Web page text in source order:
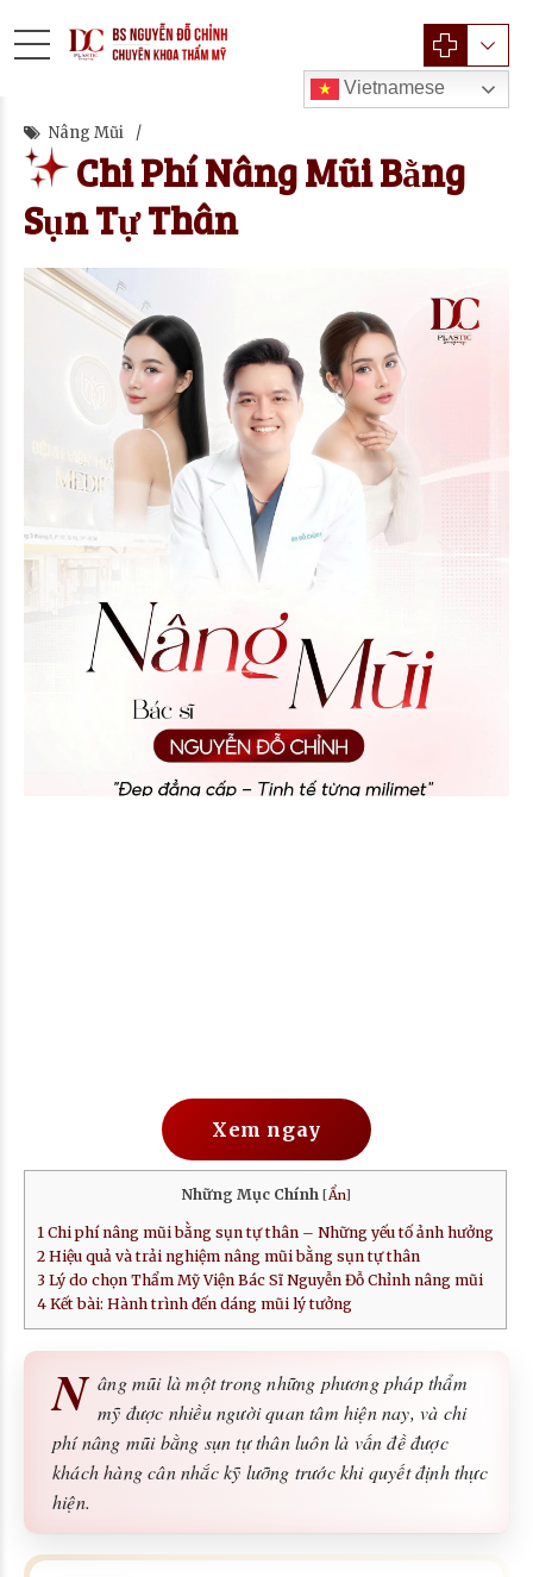
Vietnamese
Nâng Mũi
Chi Phí Nâng Mũi Bằng
Sụn Tự Thân
Xem ngay
Những Mục Chính [Ẩn]
1 Chi phí nâng mũi bằng sụn tự thân – Những yếu tố ảnh hưởng
2 Hiệu quả và trải nghiệm nâng mũi bằng sụn tự thân
3 Lý do chọn Thẩm Mỹ Viện Bác Sĩ Nguyễn Đỗ Chỉnh nâng mũi
4 Kết bài: Hành trình đến dáng mũi lý tưởng
N âng mũi là một trong những phương pháp thẩm
mỹ được nhiều người quan tâm hiện nay, và chi
phí nâng mũi bằng sụn tự thân luôn là vấn đề được
khách hàng cân nhắc kỹ lưỡng trước khi quyết định thực
hiện.